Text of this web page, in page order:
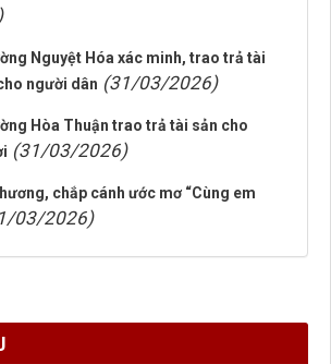
Nguyệt Hóa xác minh, trao trả tài
người dân (31/03/2026)
Hòa Thuận trao trả tài sản cho
(31/03/2026)
chắp cánh ước mơ “Cùng em
03/2026)